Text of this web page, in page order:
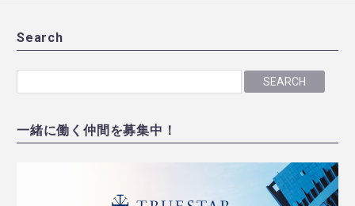
Search
SEARCH
一緒に働く仲間を募集中！